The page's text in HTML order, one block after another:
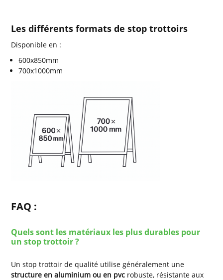
Les différents formats de stop trottoirs
Disponible en :
600x850mm
700x1000mm
FAQ :
Quels sont les matériaux les plus durables pour
un stop trottoir ?
Un stop trottoir de qualité utilise généralement une
structure en aluminium ou en pvc robuste, résistante aux